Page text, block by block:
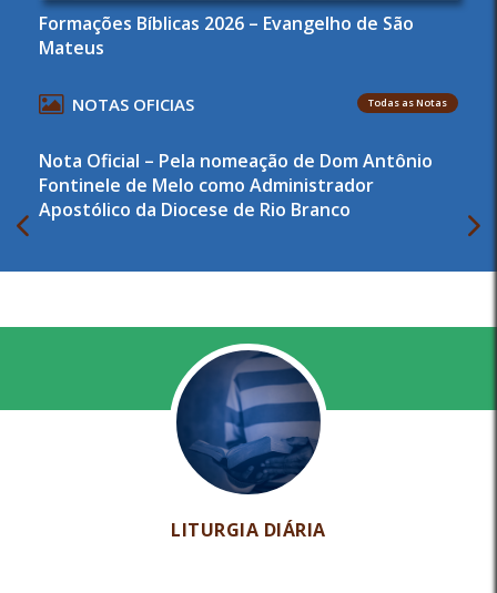
Formações Bíblicas 2026 – Evangelho de São
Mateus
NOTAS OFICIAS Todas as Notas
Nota Oficial – Pela nomeação de Dom Antônio
Fontinele de Melo como Administrador
Apostólico da Diocese de Rio Branco
LITURGIA DIÁRIA